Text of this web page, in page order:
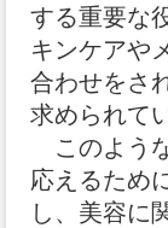
する重要な
キンケアや
合わせをさ
求められて
このよう
応えるため
し、美容に